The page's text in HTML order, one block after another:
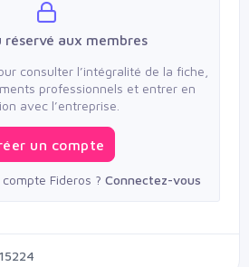
TAPIDOR développe aussi le
en vue de vous
pour l'aménagement et la
réservé aux membres
consulter l’intégralité de la fiche,
professionnels et entrer en
avec l’entreprise.
un compte
Fideros ? Connectez-vous